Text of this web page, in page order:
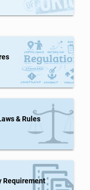
& Rules
Requirement